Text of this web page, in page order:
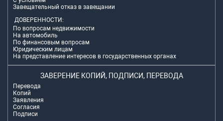
Завещательный отказ в завещании
ДОВЕРЕННОСТИ:
По вопросам недвижимости
На автомобиль
По финансовым вопросам
Юридическим лицам
На представление интересов в государственных органах
ЗАВЕРЕНИЕ КОПИЙ, ПОДПИСИ, ПЕРЕВОДА
Перевода
Копий
Заявления
Согласия
Подписи